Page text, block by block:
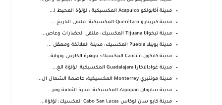
مدينة أكابولكو Acapulco المكسيكية : لؤلؤة المحيط ا...
مدينة كيريتارو Querétaro المكسيكية: ملتقى التاريخ ...
مدينة تيخوانا Tijuana المكسيك: ملتقى الحضارات وعاص...
مدينة بويبلا Puebla المكسيك: مدينة الملائكة ومعقل ...
مدينة كانكون Cancún المكسيك: جوهرة الكاريبي وبوابة...
مدينة غوادالاخارا Guadalajara المكسيكية: لؤلؤة الغ...
مدينة مونتيري Monterrey المكسيكية: عاصمة الشمال ال...
مدينة سابوبان Zapopan المكسيكية: منارة الثقافة ومر...
مدينة كابو سان لوكاس Cabo San Lucas المكسيك: لؤلؤة...